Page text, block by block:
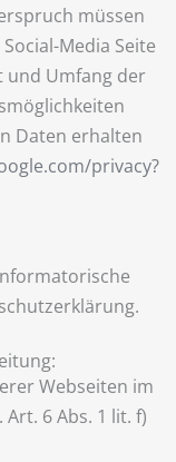
müssen
Media Seite
und Umfang der
Daten erhalten
privacy?
Webseiten im
6 Abs. 1 lit. f)